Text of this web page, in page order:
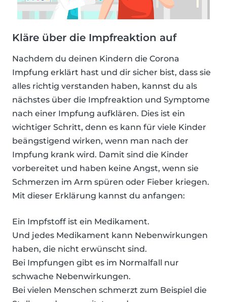
Kläre über die Impfreaktion auf
Nachdem du deinen Kindern die Corona
Impfung erklärt hast und dir sicher bist, dass sie
alles richtig verstanden haben, kannst du als
nächstes über die Impfreaktion und Symptome
nach einer Impfung aufklären. Dies ist ein
wichtiger Schritt, denn es kann für viele Kinder
beängstigend wirken, wenn man nach der
Impfung krank wird. Damit sind die Kinder
vorbereitet und haben keine Angst, wenn sie
Schmerzen im Arm spüren oder Fieber kriegen.
Mit dieser Erklärung kannst du anfangen:
Ein Impfstoff ist ein Medikament.
Und jedes Medikament kann Nebenwirkungen
haben, die nicht erwünscht sind.
Bei Impfungen gibt es im Normalfall nur
schwache Nebenwirkungen.
Bei vielen Menschen schmerzt zum Beispiel die